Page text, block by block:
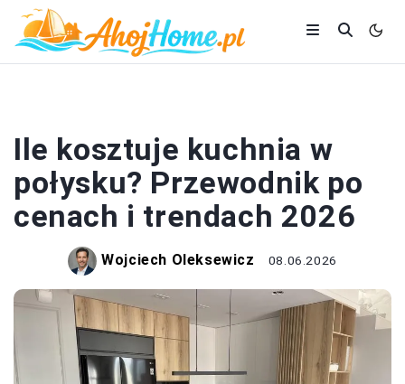
Ile kosztuje kuchnia w
połysku? Przewodnik po
cenach i trendach 2026
Wojciech Oleksewicz 08.06.2026